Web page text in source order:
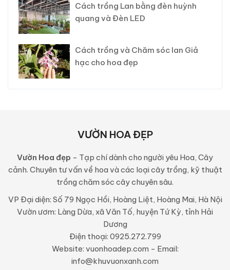
Cách trồng Lan bằng đèn huỳnh
quang và Đèn LED
Cách trồng và Chăm sóc lan Giả
hạc cho hoa đẹp
VƯỜN HOA ĐẸP
Vườn Hoa đẹp - Tạp chí dành cho người yêu Hoa, Cây
cảnh. Chuyên tư vấn về hoa và các loại cây trồng, kỹ thuật
trồng chăm sóc cây chuyên sâu.
VP Đại diện: Số 79 Ngọc Hồi, Hoàng Liệt, Hoàng Mai, Hà Nội
Vườn ươm: Làng Dừa, xã Văn Tố, huyện Tứ Kỳ, tỉnh Hải
Dương
Điện thoại: 0925.272.799
Website: vuonhoadep.com - Email:
info@khuvuonxanh.com